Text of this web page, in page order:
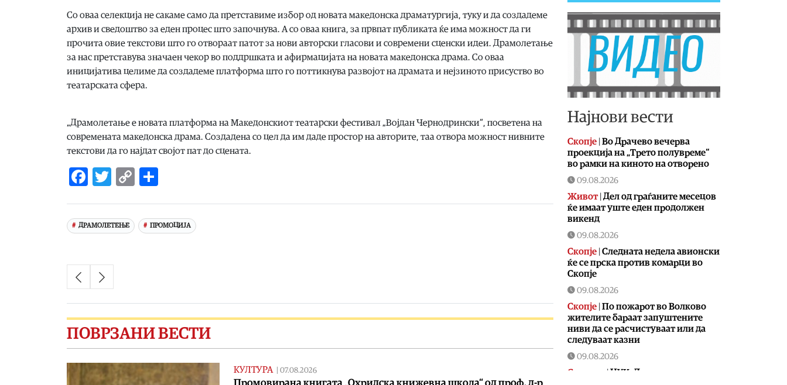
Со оваа селекција не сакаме само да претставиме избор од новата македонска драматургија, туку и да создадеме
архив и сведоштво за еден процес што започнува. А со оваа книга, за првпат публиката ќе има можност да ги
прочита овие текстови што го отвораат патот за нови авторски гласови и современи сценски идеи. Драмолетање
за нас претставува значаен чекор во поддршката и афирмацијата на новата македонска драма. Со оваа
иницијатива целиме да создадеме платформа што го поттикнува развојот на драмата и нејзиното присуство во
театарската сфера.
„Драмолетање е новата платформа на Македонскиот театарски фестивал „Војдан Чернодрински“, посветена на
современата македонска драма. Создадена со цел да им даде простор на авторите, таа отвора можност нивните
текстови да го најдат својот пат до сцената.
Facebook
Twitter
Copy
ДРАМОЛЕТЕЊЕ ПРОМОЦИЈА
ПОВРЗАНИ ВЕСТИ
КУЛТУРА 07.08.2026
Најнови вести
Скопје | Во Драчево вечерва
проекција на „Трето полувреме“
во рамки на киното на отворено
09.08.2026
Живот| Дел од граѓаните месецов
ќе имаат уште еден продолжен
викенд
09.08.2026
Скопје | Следната недела авионски
ќе се прска против комарци во
Скопје
09.08.2026
Скопје | По пожарот во Волково
жителите бараат запуштените
ниви да се расчистуваат или да
следуваат казни
09.08.2026
Сервиси |ЦУК: Девет пожари на